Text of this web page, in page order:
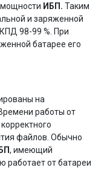
ИБП. Таким
и заряженной
98-99 %. При
батарее его
на
работы от
файлов. Обычно
, имеющий
работает от батареи